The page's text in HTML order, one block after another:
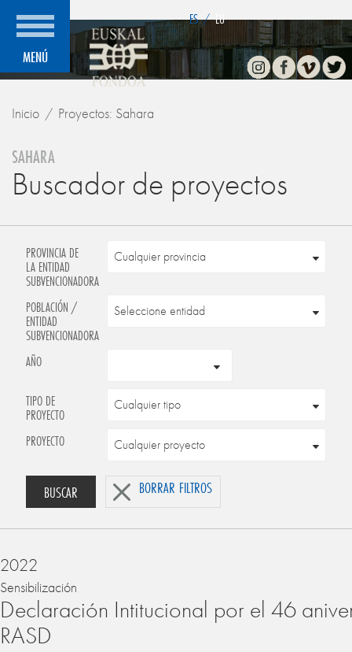
MENÚ
ES / EU
InstagramFacebook
Vimeo
Inicio Proyectos: Sahara
SAHARA
Buscador de proyectos
PROVINCIA DE
LA ENTIDAD
SUBVENCIONADORA
POBLACIÓN /
ENTIDAD
SUBVENCIONADORA
AÑO
TIPO DE
PROYECTO
PROYECTO
BUSCAR BORRAR FILTROS
2022
Sensibilización
Declaración Intitucional por el 46
RASD